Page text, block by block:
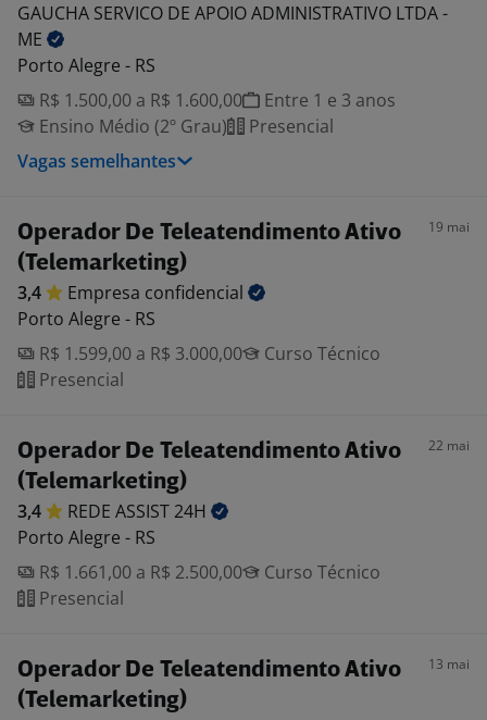
GAUCHA SERVICO DE APOIO ADMINISTRATIVO LTDA -
ME
Porto Alegre - RS
R$ 1.500,00 a R$ 1.600,00
Entre 1 e 3 anos
Ensino Médio (2º Grau)
Presencial
Vagas semelhantes
Operador De Teleatendimento Ativo
(Telemarketing)
19 mai
3,4 Empresa confidencial
Porto Alegre - RS
R$ 1.599,00 a R$ 3.000,00
Curso Técnico
Presencial
Operador De Teleatendimento Ativo
(Telemarketing)
22 mai
3,4 REDE ASSIST24H
Porto Alegre - RS
R$ 1.661,00 a R$ 2.500,00
Curso Técnico
Presencial
Operador De Teleatendimento Ativo
(Telemarketing)
13 mai